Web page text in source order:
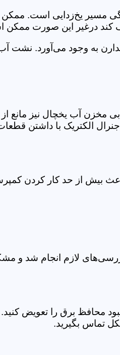
مسیر یخ‌زدایی است.
کند درغیر این صورت
مخزن آب یخچال نیز مانع
الکتریک با داشتن
بیش از حد کار کردن
لازم انجام شد و
محافظ برق را تعویض
تماس بگیرید.